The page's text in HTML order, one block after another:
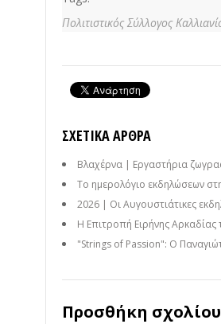
Πολιτιστικός Σύλλογος
ΣΧΕΤΙΚΆ ΆΡΘΡΑ
Βλαχέρνα | Εργαστήρια
Το ημερολόγιο εκδηλώσεων
2026 | Οι Αυγουστιάτικες
Η Επιτροπή Ειρήνης Αρκαδίας
"Strings of Passion": Ο
Προσθήκη σχολίου